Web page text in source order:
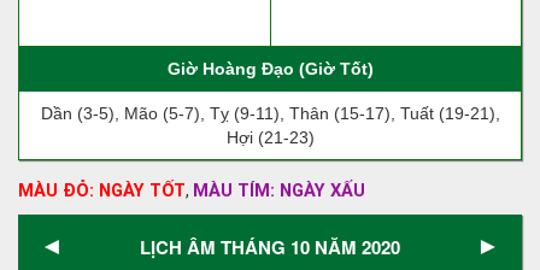
Giờ Hoàng Đạo (Giờ Tốt)
Dần (3-5), Mão (5-7), Tỵ (9-11), Thân (15-17), Tuất (19-21),
Hợi (21-23)
MÀU ĐỎ: NGÀY TỐT, MÀU TÍM: NGÀY XẤU
◄ LỊCH ÂM THÁNG 10 NĂM 2020 ►